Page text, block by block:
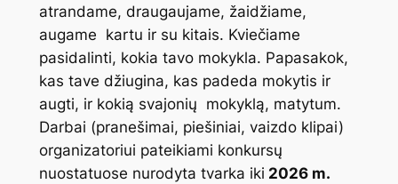
atrandame, draugaujame, žaidžiame,
augame kartu ir su kitais. Kviečiame
pasidalinti, kokia tavo mokykla. Papasakok,
kas tave džiugina, kas padeda mokytis ir
augti, ir kokią svajonių mokyklą, matytum.
Darbai (pranešimai, piešiniai, vaizdo klipai)
organizatoriui pateikiami konkursų
nuostatuose nurodyta tvarka iki 2026 m.